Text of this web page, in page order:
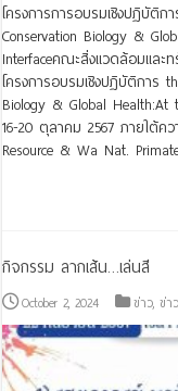
โครงการการอบรมเชิงปฏิบัติก
Conservation Biology &
Interfaceคณะสิ่งแวดล้อมแล
โครงการอบรมเชิงปฏิบัติการ
Biology & Global Health:At
16-20 ตุลาคม 2567 ภายใต้ค
Resource & Wa Nat.
กิจกรรม ลากเส้น…เล่นสี
October 2, 2024 ข่าว,ข่า